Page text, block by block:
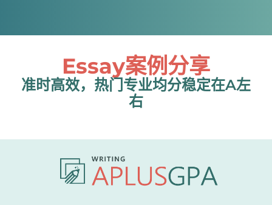
Essay案例分享
准时高效，热门专业均分稳定在A左
右